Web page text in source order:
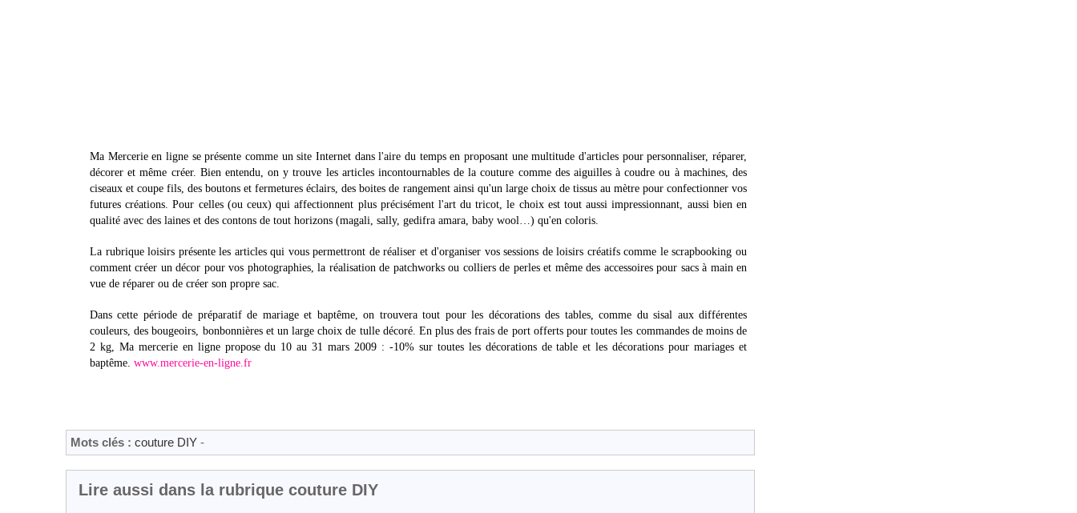
Ma Mercerie en ligne se présente comme un site Internet dans l'aire du temps en proposant une multitude d'articles pour personnaliser, réparer,
décorer et même créer. Bien entendu, on y trouve les articles incontournables de la couture comme des aiguilles à coudre ou à machines, des
ciseaux et coupe fils, des boutons et fermetures éclairs, des boites de rangement ainsi qu'un large choix de tissus au mètre pour confectionner vos
futures créations. Pour celles (ou ceux) qui affectionnent plus précisément l'art du tricot, le choix est tout aussi impressionnant, aussi bien en
qualité avec des laines et des contons de tout horizons (magali, sally, gedifra amara, baby wool…) qu'en coloris.
La rubrique loisirs présente les articles qui vous permettront de réaliser et d'organiser vos sessions de loisirs créatifs comme le scrapbooking ou
comment créer un décor pour vos photographies, la réalisation de patchworks ou colliers de perles et même des accessoires pour sacs à main en
vue de réparer ou de créer son propre sac.
Dans cette période de préparatif de mariage et baptême, on trouvera tout pour les décorations des tables, comme du sisal aux différentes
couleurs, des bougeoirs, bonbonnières et un large choix de tulle décoré. En plus des frais de port offerts pour toutes les commandes de moins de
2 kg, Ma mercerie en ligne propose du 10 au 31 mars 2009 : -10% sur toutes les décorations de table et les décorations pour mariages et
baptême. www.mercerie-en-ligne.fr
Mots clés : couture DIY -
Lire aussi dans la rubrique couture DIY